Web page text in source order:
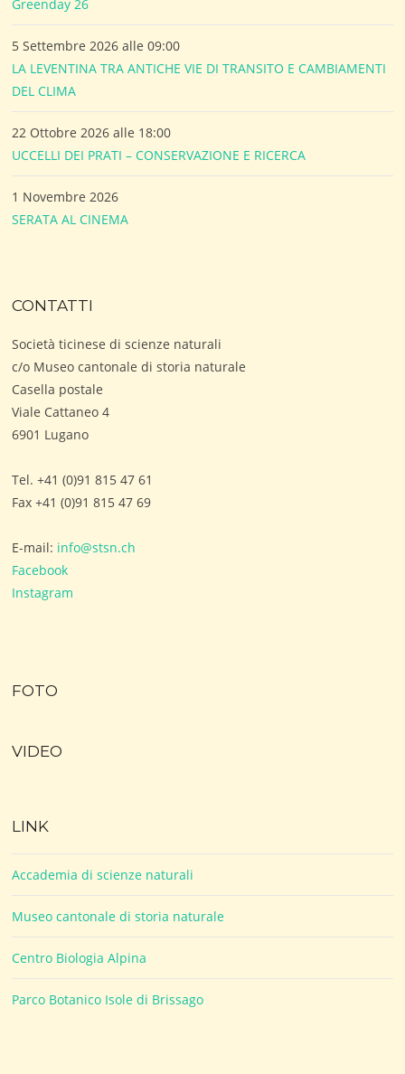
Greenday 26
5 Settembre 2026 alle 09:00
LA LEVENTINA TRA ANTICHE VIE DI TRANSITO E CAMBIAMENTI
DEL CLIMA
22 Ottobre 2026 alle 18:00
UCCELLI DEI PRATI – CONSERVAZIONE E RICERCA
1 Novembre 2026
SERATA AL CINEMA
CONTATTI
Società ticinese di scienze naturali
c/o Museo cantonale di storia naturale
Casella postale
Viale Cattaneo 4
6901 Lugano
Tel. +41 (0)91 815 47 61
Fax +41 (0)91 815 47 69
E-mail: info@stsn.ch
Facebook
Instagram
FOTO
VIDEO
LINK
Accademia di scienze naturali
Museo cantonale di storia naturale
Centro Biologia Alpina
Parco Botanico Isole di Brissago